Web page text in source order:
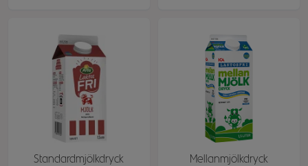
Standardmjölkdryck
Mellanmjölkdryck